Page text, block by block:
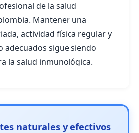
de la salud
Mantener una
actividad física regular y
adecuados sigue siendo
la salud inmunológica.
naturales y efectivos